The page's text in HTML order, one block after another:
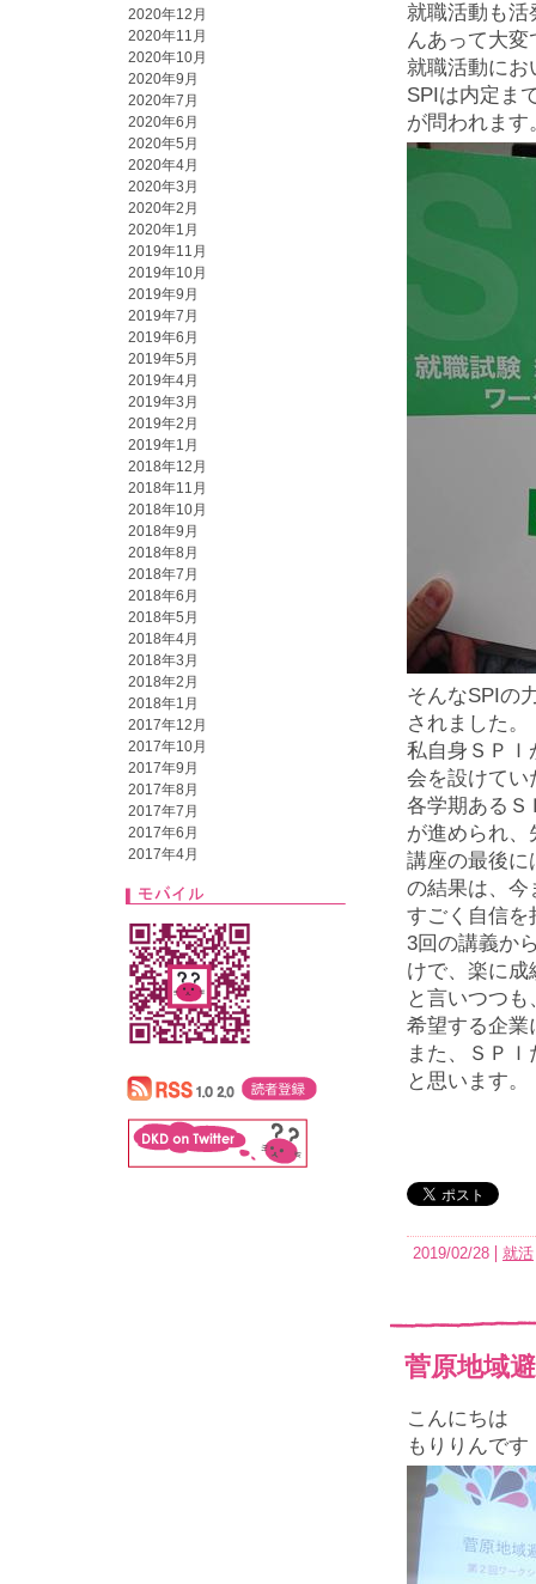
就職活動も活
んあって大
就職活動にお
SPIは内定ま
が問われます
そんなSPIの
されました。
私自身ＳＰＩ
会を設けてい
各学期あるＳ
が進められ
講座の最後に
の結果は、今
すごく自信を
3回の講義か
けで、楽に
と言いつつ
希望する企業
また、ＳＰ
と思います。
2019/02/28 就活
菅原地域
こんにちは
もりりんです
2020年12月
2020年11月
2020年10月
2020年9月
2020年7月
2020年6月
2020年5月
2020年4月
2020年3月
2020年2月
2020年1月
2019年11月
2019年10月
2019年9月
2019年7月
2019年6月
2019年5月
2019年4月
2019年3月
2019年2月
2019年1月
2018年12月
2018年11月
2018年10月
2018年9月
2018年8月
2018年7月
2018年6月
2018年5月
2018年4月
2018年3月
2018年2月
2018年1月
2017年12月
2017年10月
2017年9月
2017年8月
2017年7月
2017年6月
2017年4月